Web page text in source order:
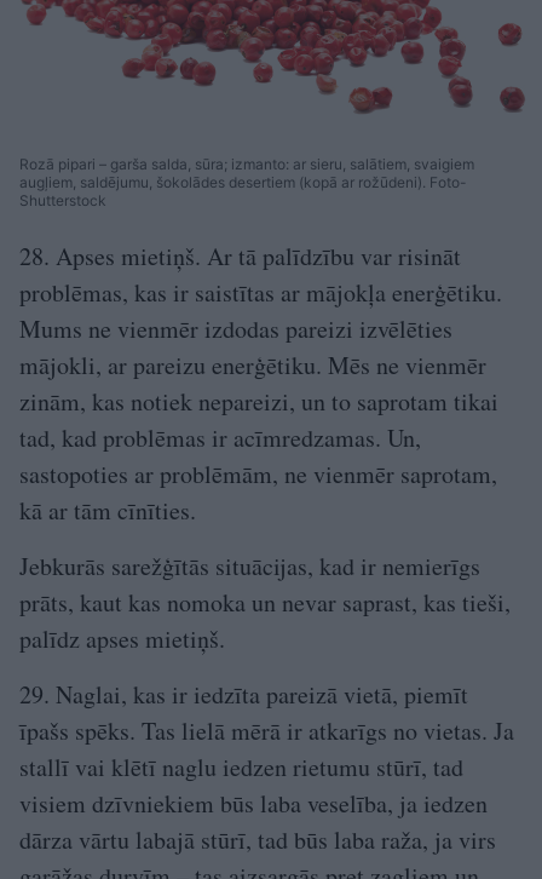
Rozā pipari – garša salda, sūra; izmanto: ar sieru, salātiem, svaigiem
augļiem, saldējumu, šokolādes desertiem (kopā ar rožūdeni). Foto-
Shutterstock
28. Apses mietiņš. Ar tā palīdzību var risināt
problēmas, kas ir saistītas ar mājokļa enerģētiku.
Mums ne vienmēr izdodas pareizi izvēlēties
mājokli, ar pareizu enerģētiku. Mēs ne vienmēr
zinām, kas notiek nepareizi, un to saprotam tikai
tad, kad problēmas ir acīmredzamas. Un,
sastopoties ar problēmām, ne vienmēr saprotam,
kā ar tām cīnīties.
Jebkurās sarežģītās situācijas, kad ir nemierīgs
prāts, kaut kas nomoka un nevar saprast, kas tieši,
palīdz apses mietiņš.
29. Naglai, kas ir iedzīta pareizā vietā, piemīt
īpašs spēks. Tas lielā mērā ir atkarīgs no vietas. Ja
stallī vai klētī naglu iedzen rietumu stūrī, tad
visiem dzīvniekiem būs laba veselība, ja iedzen
dārza vārtu labajā stūrī, tad būs laba raža, ja virs